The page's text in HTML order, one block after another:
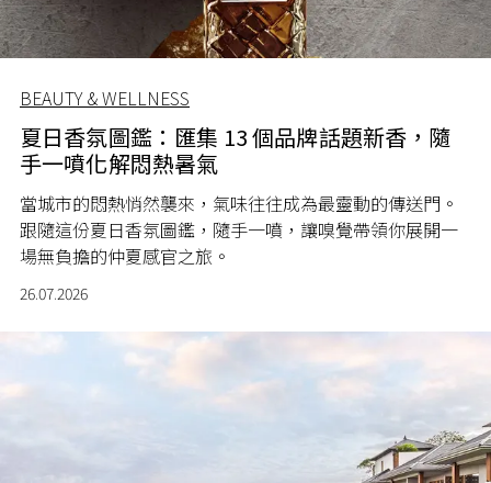
BEAUTY & WELLNESS
夏日香氛圖鑑：匯集 13 個品牌話題新香，隨
手一噴化解悶熱暑氣
當城市的悶熱悄然襲來，氣味往往成為最靈動的傳送門。
跟隨這份夏日香氛圖鑑，隨手一噴，讓嗅覺帶領你展開一
場無負擔的仲夏感官之旅。
26.07.2026